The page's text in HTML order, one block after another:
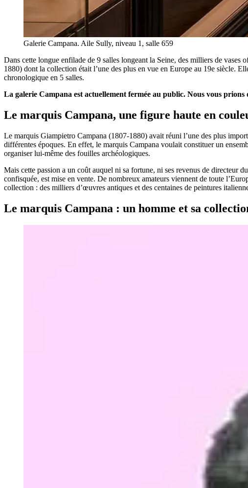
Galerie Campana. Aile Sully, niveau 1, salle 659
Dans cette longue enfilade de 9 salles longeant la Seine, des milliers de
1880) dont la collection était l’une des plus en vue en Europe au 19e siècle.
chronologique en 5 salles.
La galerie Campana est actuellement fermée au public. Nous vous prions
Le marquis Campana, une figure haute en
Le marquis Giampietro Campana (1807-1880) avait réuni l’une des plus
différentes époques. En effet, le marquis Campana voulait constituer un
organiser lui-même des fouilles archéologiques.
Mais cette passion a un coût auquel ni sa fortune, ni ses revenus de directeur
confisquée, est mise en vente. De nombreux amateurs viennent de toute
collection : des milliers d’œuvres antiques et des centaines de peintures
Le marquis Campana : un homme et sa